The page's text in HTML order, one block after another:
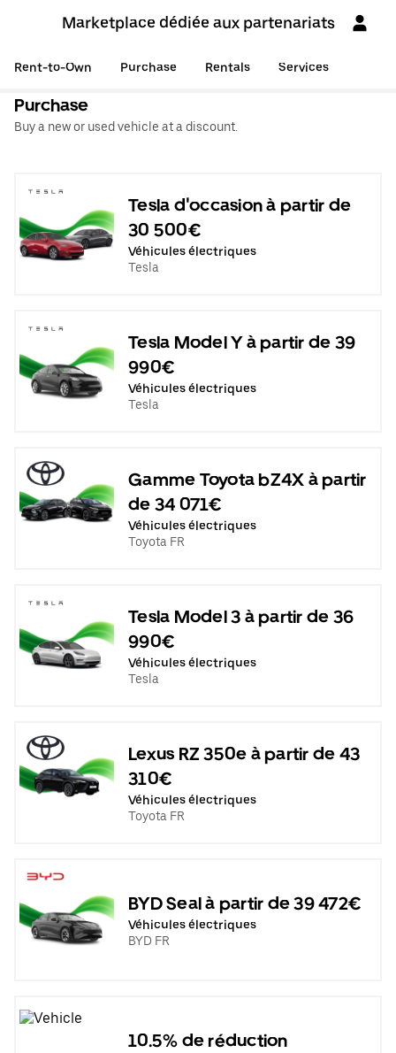
Marketplace dédiée aux partenariats
Rent-to-Own Purchase Rentals Services
Purchase
Buy a new or used vehicle at a discount.
Tesla d'occasion à partir de
30 500€
Véhicules électriques
Tesla
Tesla Model Y à partir de 39
990€
Véhicules électriques
Tesla
Gamme Toyota bZ4X à partir
de 34 071€
Véhicules électriques
Toyota FR
Tesla Model 3 à partir de 36
990€
Véhicules électriques
Tesla
Lexus RZ 350e à partir de 43
310€
Véhicules électriques
Toyota FR
BYD Seal à partir de 39 472€
Véhicules électriques
BYD FR
10.5% de réduction